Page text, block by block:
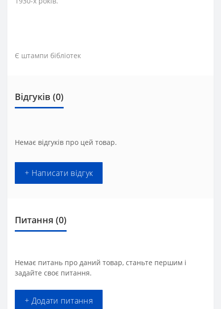
Є штампи бібліотек
Відгуків (0)
Немає відгуків про цей товар.
+ Написати відгук
Питання (0)
Немає питань про даний товар, станьте першим і
задайте своє питання.
+ Додати питання